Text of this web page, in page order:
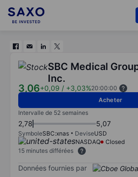
SBC Medical
Inc.
3,06+0,09 / +3,03%20:00:00
Acheter
Intervalle de 52 semaines
2,78 5,07
SymboleSBC:xnas DeviseUSD
NASDAQ
Closed
15 minutes différées
Données fournies par